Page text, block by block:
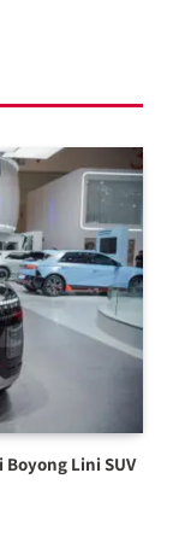
Lini SUV